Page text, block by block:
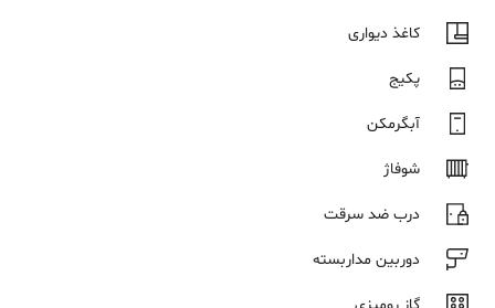
کاغذ دیواری
پکیج
آبگرمکن
شوفاژ
درب ضد سرقت
دوربین مداربسته